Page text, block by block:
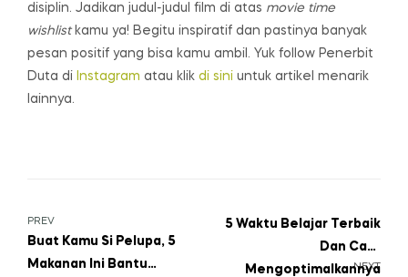
disiplin. Jadikan judul-judul film di atas movie time
wishlistkamu ya! Begitu inspiratif dan pastinya banyak
pesan positif yang bisa kamu ambil. Yuk follow Penerbit
Duta di Instagram atau klik di sini untuk artikel menarik
lainnya.
Navigasi
pos
PREV
Buat Kamu Si Pelupa, 5
Makanan Ini Bantu
NEXT
5 Waktu Belajar Terbaik
Dan Cara
Mengoptimalkannya